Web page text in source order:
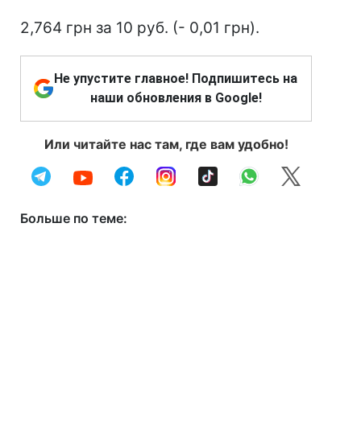
2,764 грн за 10 руб. (- 0,01 грн).
Не упустите главное! Подпишитесь на
наши обновления в Google!
Или читайте нас там, где вам удобно!
Больше по теме: